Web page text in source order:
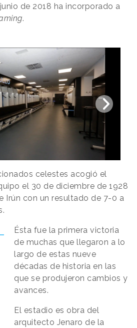
de 2018 ha incorporado a
.
celestes acogió el
el 30 de diciembre de 1928
Irún con un resultado de 7-0 a
Ésta fue la primera victoria
de muchas que llegaron a lo
largo de estas nueve
décadas de historia en las
que se produjeron cambios y
avances.
El estadio es obra del
arquitecto Jenaro de la